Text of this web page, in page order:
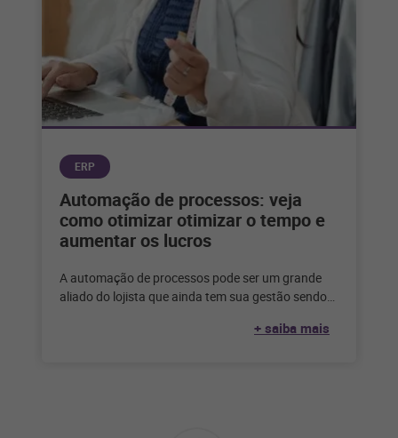
ERP
Automação de processos: veja
como otimizar otimizar o tempo e
aumentar os lucros
A automação de processos pode ser um grande
aliado do lojista que ainda tem sua gestão sendo
+ saiba mais